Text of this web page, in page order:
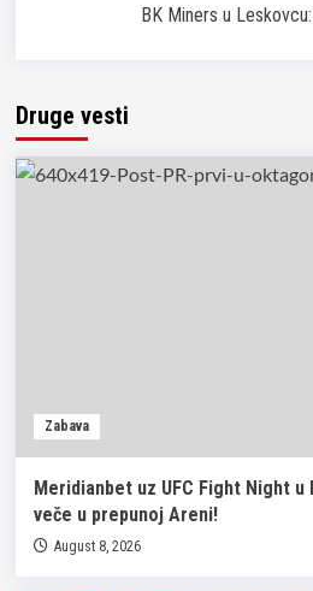
BK Miners u
Druge vesti
Zabava
Meridianbet uz UFC Fight Night u
veče u prepunoj Areni!
August 8, 2026